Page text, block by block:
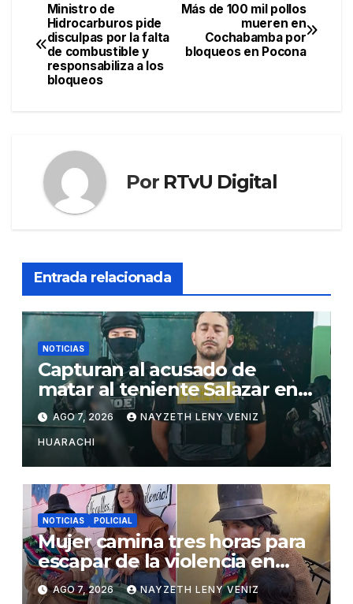
Navegación
de
entradas
Más de 100 mil pollos
mueren en
Cochabamba por
bloqueos en Pocona
Ministro de
Hidrocarburos pide
disculpas por la falta
de combustible y
responsabiliza a los
bloqueos
Por RTvU Digital
Entrada relacionada
NOTICIAS
Capturan al acusado de
matar al teniente Salazar en
San Matías
AGO 7, 2026 NAYZETH LENY VENIZ
HUARACHI
NOTICIAS POLICIAL
Mujer camina tres horas para
escapar de la violencia en
Potosí
AGO 7, 2026 NAYZETH LENY VENIZ